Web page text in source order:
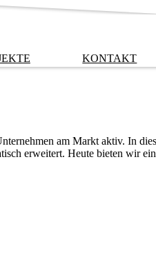
KONTAKT
am Markt aktiv. In
erweitert. Heute bieten wir